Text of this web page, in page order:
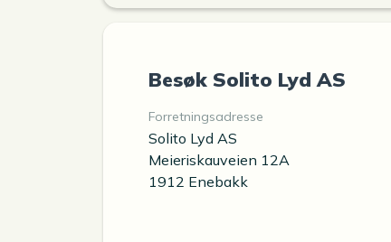
Besøk Solito Lyd AS
Forretningsadresse
Solito Lyd AS
Meieriskauveien 12A
1912 Enebakk